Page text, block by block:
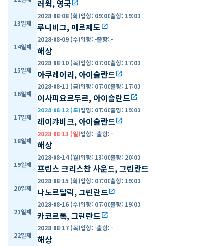
러윅, 영국open_in_new
13일째
2028-08-08 (화)입항: 09:00출항: 19:00
루나비크, 페로제도open_in_new
14일째
2028-08-09 (수)입항: -출항: -
해상
15일째
2028-08-10 (목)입항: 07:00출항: 17:00
아쿠레이리, 아이슬란드open_in_new
16일째
2028-08-11 (금)입항: 07:00출항: 17:00
이사피요르두르, 아이슬란드open_in_new
17일째
2028-08-12 (토)입항: 07:00출항: 19:00
레이캬비크, 아이슬란드open_in_new
18일째
2028-08-13 (일)입항: -출항: -
해상
19일째
2028-08-14 (월)입항: 13:00출항: 20:00
프린스 크리스찬 사운드, 그린란드
20일째
2028-08-15 (화)입항: 07:00출항: 19:00
나노르탈릭, 그린란드open_in_new
21일째
2028-08-16 (수)입항: 07:00출항: 19:00
카코르톡, 그린란드open_in_new
22일째
2028-08-17 (목)입항: -출항: -
해상